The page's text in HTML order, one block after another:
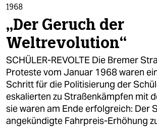
themen
politik
öko
gesellschaft
kultur
sport
1968
„Der Geruch der
Weltrevolution“
SCHÜLER-REVOLTE Die Bremer
Proteste vom Januar 1968 waren
Schritt für die Politisierung der
eskalierten zu Straßenkämpfen mit
sie waren am Ende erfolgreich: Der
angekündigte Fahrpreis-Erhöhung